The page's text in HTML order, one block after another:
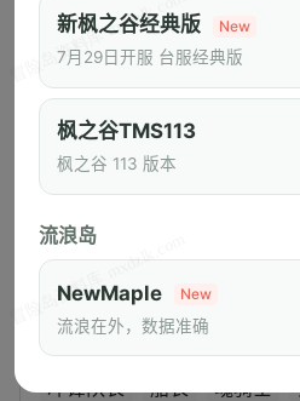
新枫之谷经典版 New
7月29日开服 台服经典版
枫之谷TMS113
枫之谷 113 版本
流浪岛
NewMaple New
流浪在外，数据准确
冒险岛怪物图鉴
51~60
61~70
101~110
111~130
冒险岛职业技能
圣骑士
冲锋队长
船长 魂骑士